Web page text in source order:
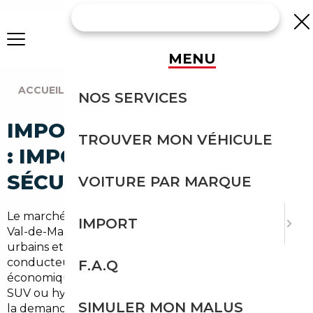
ACCUEIL AGENCE PARIS
IMPORT VOITURE À THIAIS
: IMPORTEZ EN TOUTE
SÉCURITÉ
Le marché auto autour de Thiais, en plein coeur du
Val-de-Marne en Île-de-France, combine besoins
urbains et trajets périurbains vers Paris et Orly. Entre
conducteurs qui cherchent une citadine
économique pour la ville et familles qui privilégient
SUV ou hybrides pour les déplacements périodiques,
la demande est variée. Faire appel à uncourtier
MENU
NOS SERVICES
TROUVER MON VÉHICULE
VOITURE PAR MARQUE
IMPORT
F.A.Q
SIMULER MON MALUS